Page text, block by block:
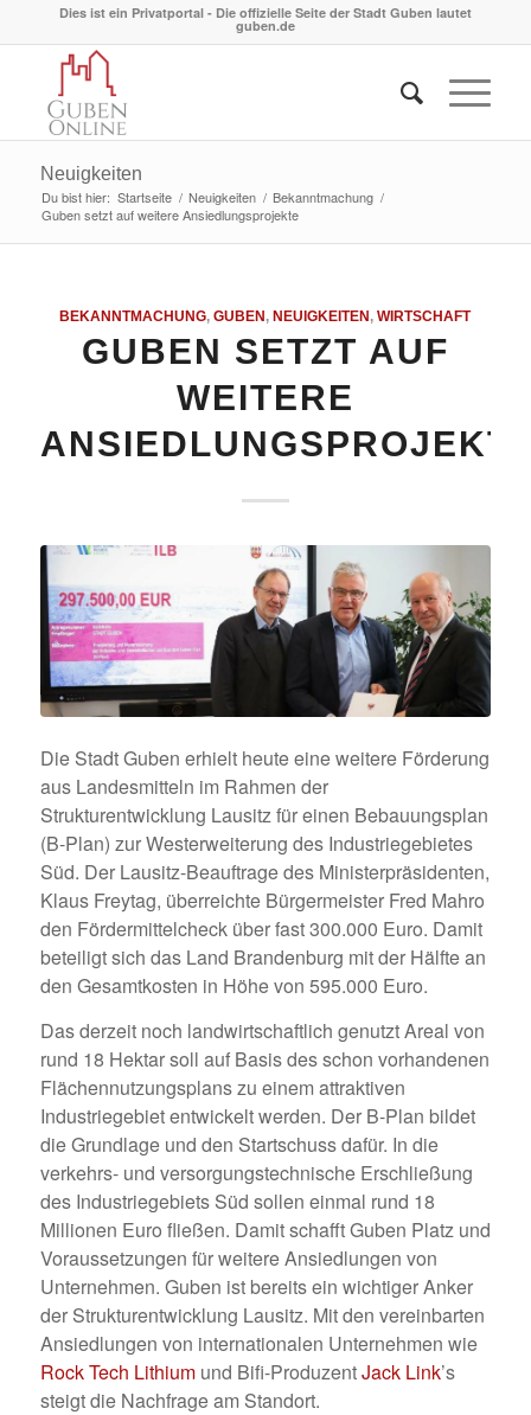
Dies ist ein Privatportal - Die offizielle Seite der Stadt Guben lautet
guben.de
Neuigkeiten
Du bist hier: Startseite / Neuigkeiten / Bekanntmachung /
Guben setzt auf weitere Ansiedlungsprojekte
BEKANNTMACHUNG,GUBEN,NEUIGKEITEN,WIRTSCHAFT
GUBEN SETZT AUF
WEITERE
Die Stadt Guben erhielt heute eine weitere Förderung
aus Landesmitteln im Rahmen der
Strukturentwicklung Lausitz für einen Bebauungsplan
(B-Plan) zur Westerweiterung des Industriegebietes
Süd. Der Lausitz-Beauftrage des Ministerpräsidenten,
Klaus Freytag, überreichte Bürgermeister Fred Mahro
den Fördermittelcheck über fast 300.000 Euro. Damit
beteiligt sich das Land Brandenburg mit der Hälfte an
den Gesamtkosten in Höhe von 595.000 Euro.
Das derzeit noch landwirtschaftlich genutzt Areal von
rund 18 Hektar soll auf Basis des schon vorhandenen
Flächennutzungsplans zu einem attraktiven
Industriegebiet entwickelt werden. Der B-Plan bildet
die Grundlage und den Startschuss dafür. In die
verkehrs- und versorgungstechnische Erschließung
des Industriegebiets Süd sollen einmal rund 18
Millionen Euro fließen. Damit schafft Guben Platz und
Voraussetzungen für weitere Ansiedlungen von
Unternehmen. Guben ist bereits ein wichtiger Anker
der Strukturentwicklung Lausitz. Mit den vereinbarten
Ansiedlungen von internationalen Unternehmen wie
Rock Tech Lithiumund Bifi-ProduzentJack Link’s
steigt die Nachfrage am Standort.